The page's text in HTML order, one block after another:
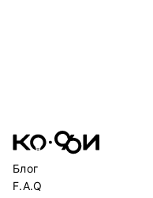
Блог
F.A.Q